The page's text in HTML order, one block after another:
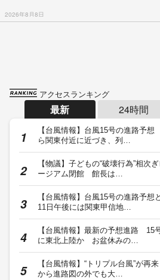
2026年8月8日
アクセスランキング
最新 24時間
【台風情報】台風15号の進路予
ら関東付近に近づき、列…
【物議】子どもの“破壊行為”相次
ージアム閉館 館長は…
【台風情報】台風15号の進路予
11日午後には関東甲信地…
【台風情報】最新の予想進路 15
に東北上陸か お盆休みの…
【台風情報】“トリプル台風”が再
から進路図の外でも大…